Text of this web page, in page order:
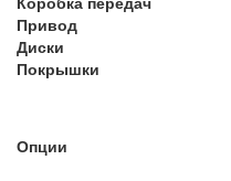
Привод
Диски
Покрышки
Опции